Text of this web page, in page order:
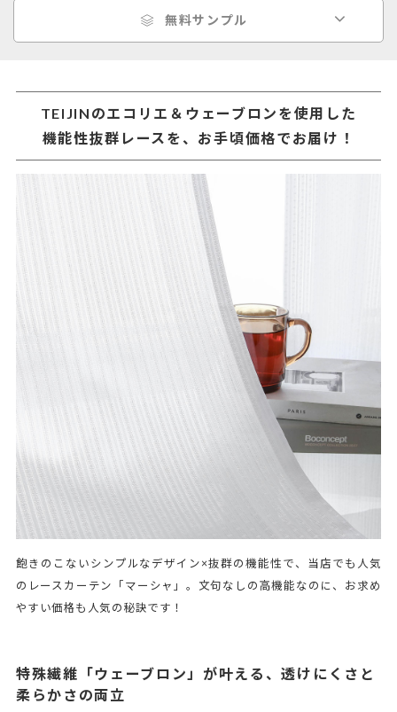
無料サンプル
TEIJINのエコリエ＆ウェーブロンを使用した
機能性抜群レースを、お手頃価格でお届け！
飽きのこないシンプルなデザイン×抜群の機能性で、当店でも人気
のレースカーテン「マーシャ」。文句なしの高機能なのに、お求め
やすい価格も人気の秘訣です！
特殊繊維「ウェーブロン」が叶える、透けにくさと
柔らかさの両立